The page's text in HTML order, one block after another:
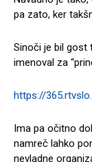
pa zato, ker
Sinoči je bil gost
imenoval za
https://
Ima pa očitno
namreč lahko
nevladne